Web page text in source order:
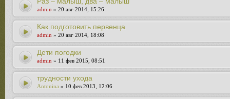
admin » 20 авг 2014, 15:26
Как подготовить первенца
admin » 20 авг 2014, 18:08
Дети погодки
admin » 11 фев 2015, 08:51
трудности ухода
Antonina » 10 фев 2013, 12:06